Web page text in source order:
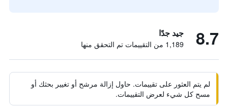
8.7 جيد جدًا
1,189 من التقييمات تم التحقق منها
لم يتم العثور على تقييمات. حاول إزالة مرشح أو تغيير بحثك أو
مسح كل شيء لعرض التقييمات.